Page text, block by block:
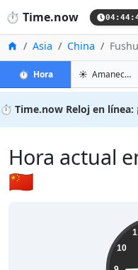
⏱️ Time.now
Inicio
Asia China
⏱️ Horaen Fushun
☀️ Amanecer y atardecer
⏱️ Time.now Reloj en línea:
Hora actual
🇨🇳
10